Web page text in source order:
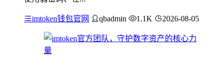
imtoken钱包官网 qbadmin 1.1K 2026-08-05